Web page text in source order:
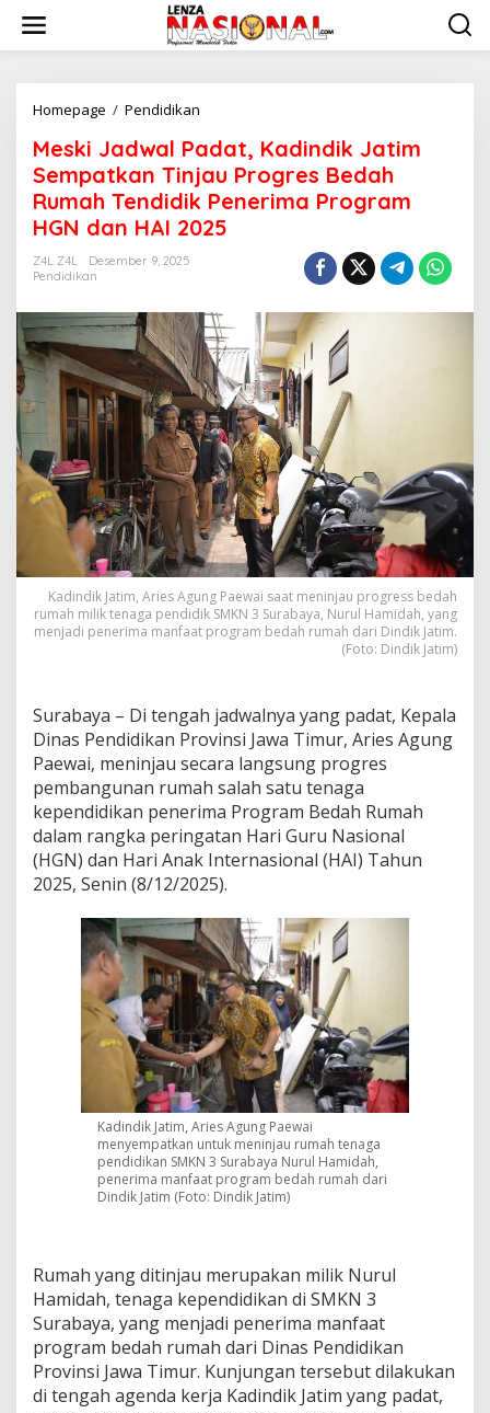
w
Homepage / Pendidikan
s
k
a
P
a
d
a
t
,
K
d
i
n
d
i
k
J
a
t
e
m
p
a
t
k
a
n
T
n
j
a
u
P
r
o
g
r
e
s
B
e
d
a
m
a
h
T
e
n
d
Meski Jadwal Padat, Kadindik Jatim
Sempatkan Tinjau Progres Bedah
Rumah Tendidik Penerima Program
HGN dan HAI 2025
Z4L Z4L
Desember 9, 2025
Pendidikan
Kadindik Jatim, Aries Agung Paewai saat meninjau progress bedah
rumah milik tenaga pendidik SMKN 3 Surabaya, Nurul Hamidah, yang
menjadi penerima manfaat program bedah rumah dari Dindik Jatim.
(Foto: Dindik Jatim)
Surabaya – Di tengah jadwalnya yang padat, Kepala
Dinas Pendidikan Provinsi Jawa Timur, Aries Agung
Paewai, meninjau secara langsung progres
pembangunan rumah salah satu tenaga
kependidikan penerima Program Bedah Rumah
dalam rangka peringatan Hari Guru Nasional
(HGN) dan Hari Anak Internasional (HAI) Tahun
2025, Senin (8/12/2025).
Kadindik Jatim, Aries Agung Paewai
menyempatkan untuk meninjau rumah tenaga
pendidikan SMKN 3 Surabaya Nurul Hamidah,
penerima manfaat program bedah rumah dari
Dindik Jatim (Foto: Dindik Jatim)
Rumah yang ditinjau merupakan milik Nurul
Hamidah, tenaga kependidikan di SMKN 3
Surabaya, yang menjadi penerima manfaat
program bedah rumah dari Dinas Pendidikan
Provinsi Jawa Timur. Kunjungan tersebut dilakukan
di tengah agenda kerja Kadindik Jatim yang padat,